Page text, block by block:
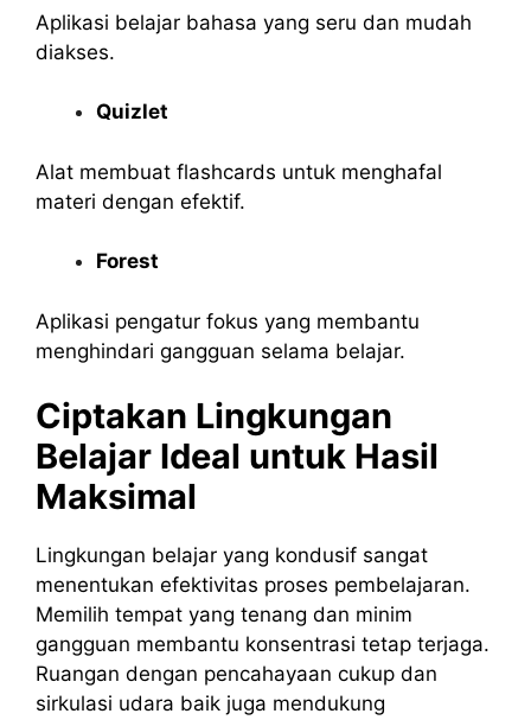
Aplikasi belajar bahasa yang seru dan mudah
diakses.
Quizlet
Alat membuat flashcards untuk menghafal
materi dengan efektif.
Forest
Aplikasi pengatur fokus yang membantu
menghindari gangguan selama belajar.
Ciptakan Lingkungan
Belajar Ideal untuk Hasil
Maksimal
Lingkungan belajar yang kondusif sangat
menentukan efektivitas proses pembelajaran.
Memilih tempat yang tenang dan minim
gangguan membantu konsentrasi tetap terjaga.
Ruangan dengan pencahayaan cukup dan
sirkulasi udara baik juga mendukung